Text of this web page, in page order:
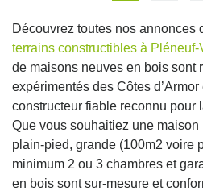
Découvrez toutes nos annonces
terrains constructibles à Pléneuf-
de maisons neuves en bois sont
expérimentés des Côtes
constructeur fiable reconnu pour
Que vous souhaitiez une
plain-pied, grande (100m2 voire
minimum 2 ou 3 chambres et
en bois sont sur-mesure et